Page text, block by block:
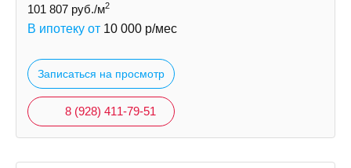
101 807 руб./м2
В ипотеку от 10 000 р/мес
Записаться на просмотр
8 (928) 411-79-51